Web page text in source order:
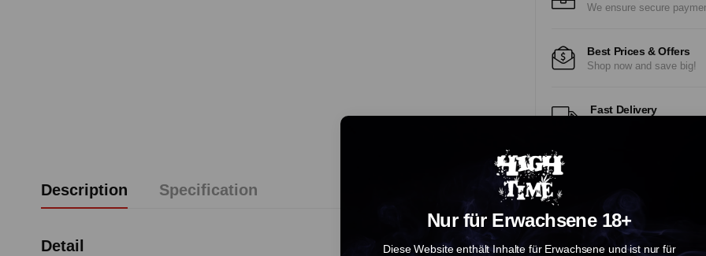
Nur für Erwachsene 18+
Diese Website enthält Inhalte für Erwachsene und ist nur für
We ensure secure
Best Prices & Offers
Shop now and save big!
Fast Delivery
Experience Fast,
Description Specification
Detail